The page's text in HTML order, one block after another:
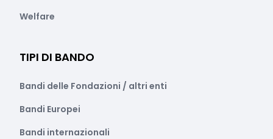
Welfare
TIPI DI BANDO
Bandi delle Fondazioni / altri enti
Bandi Europei
Bandi internazionali